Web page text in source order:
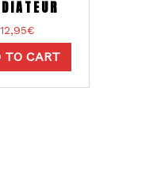
12,95€
TO CART